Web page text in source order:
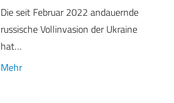
Die seit Februar 2022 andauernde
russische Vollinvasion der Ukraine
hat…
Mehr